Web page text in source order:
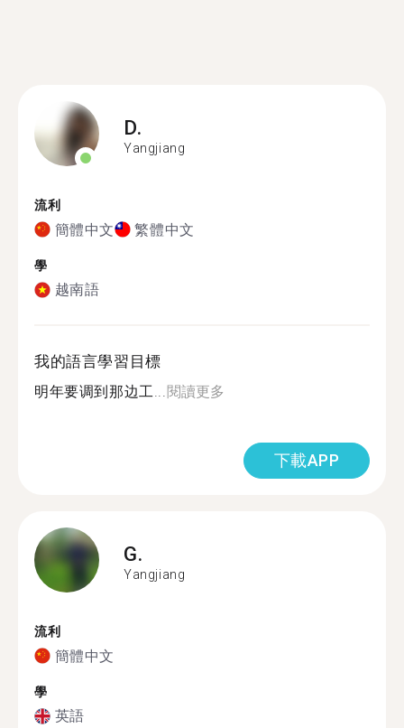
D.
Yangjiang
流利
簡體中文 繁體中文
學
越南語
我的語言學習目標
明年要调到那边工...閱讀更多
下載APP
G.
Yangjiang
流利
簡體中文
學
英語